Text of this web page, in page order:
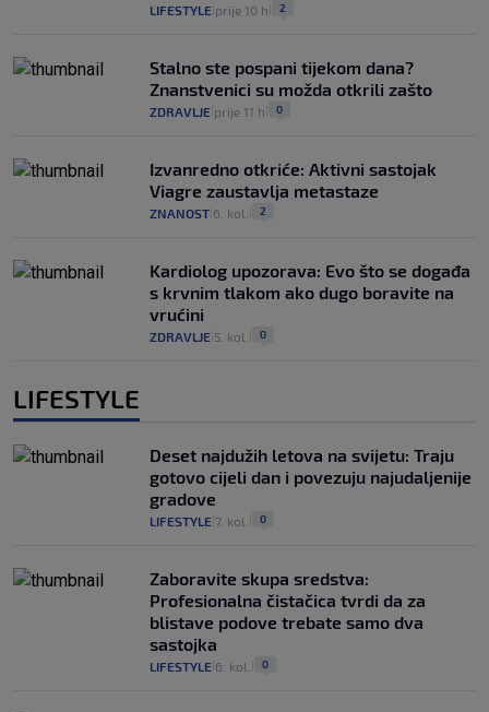
LIFESTYLE prije 10 h 2
Stalno ste pospani tijekom dana?
Znanstvenici su možda otkrili zašto
ZDRAVLJE prije 11 h 0
Izvanredno otkriće: Aktivni sastojak
Viagre zaustavlja metastaze
ZNANOST 6. kol. 2
Kardiolog upozorava: Evo što se događa
s krvnim tlakom ako dugo boravite na
vrućini
ZDRAVLJE 5. kol. 0
LIFESTYLE
Deset najdužih letova na svijetu: Traju
gotovo cijeli dan i povezuju najudaljenije
gradove
LIFESTYLE 7. kol. 0
Zaboravite skupa sredstva:
Profesionalna čistačica tvrdi da za
blistave podove trebate samo dva
sastojka
LIFESTYLE 6. kol. 0